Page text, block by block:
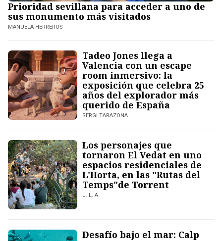
Prioridad sevillana para acceder a uno de
sus monumento más visitados
MANUELA HERREROS
Tadeo Jones llega a
Valencia con un escape
room inmersivo: la
exposición que celebra 25
años del explorador más
querido de España
SERGI TARAZONA
Los personajes que
tornaron El Vedat en uno
espacios residenciales de
L'Horta, en las "Rutas del
Temps"de Torrent
J. L. A.
Desafío bajo el mar: Calp